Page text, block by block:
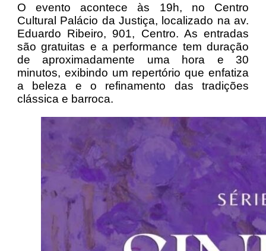
O evento acontece às 19h, no Centro
Cultural Palácio da Justiça, localizado na av.
Eduardo Ribeiro, 901, Centro. As entradas
são gratuitas e a performance tem duração
de aproximadamente uma hora e 30
minutos, exibindo um repertório que enfatiza
a beleza e o refinamento das tradições
clássica e barroca.